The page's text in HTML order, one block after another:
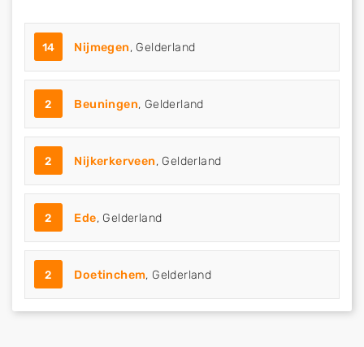
14 Nijmegen, Gelderland
2 Beuningen, Gelderland
2 Nijkerkerveen, Gelderland
2 Ede, Gelderland
2 Doetinchem, Gelderland